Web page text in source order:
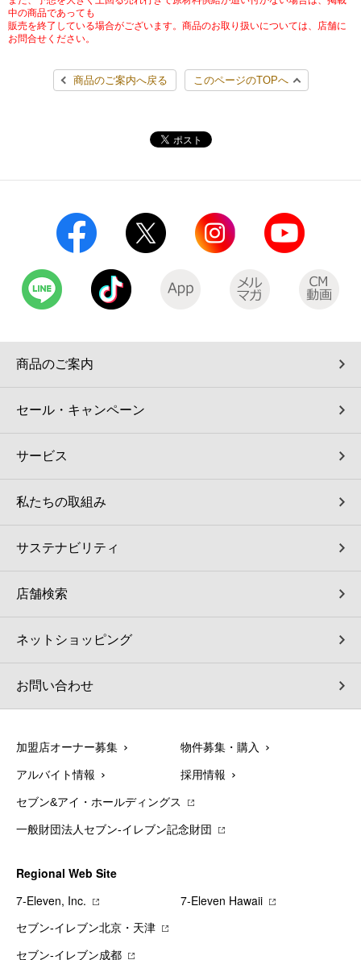
ファクス
チケット
行政サービス
学び・教育
ご利用可能なお支払い方法
各種料金のお支払い
オンラインフォトサービス
宅配ロッカー（店舗限定）
パウダースペース ラブン（店舗限定）
ソフトバンクギフト
イープラス
CNプレイガイド
セブンネットショッピング
沿革
国内店舗数
データで見るセブン‐イレブン
セブン-イレブンの横顔
GREEN CHALLENGE 2050
4VISIONS
報告書ライブラリー
店舗検索
ネットショッピング
お問い合わせ
English (Corporate)
ภาษาไทย(บริการ)
中の商品であっても
販売を終了している場合がございます。商品のお取り扱いについては、店舗に
お問合せください。
商品のご案内へ戻る このページのTOPへ
商品のご案内
セール・キャンペーン
サービス
私たちの取組み
サステナビリティ
店舗検索
ネットショッピング
お問い合わせ
加盟店オーナー募集 物件募集・購入
アルバイト情報 採用情報
セブン&アイ・ホールディングス
一般財団法人セブン-イレブン記念財団
Regional Web Site
7‐Eleven, Inc.
7‐Eleven Hawaii
セブン‐イレブン北京・天津
セブン‐イレブン成都